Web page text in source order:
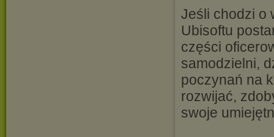
Jeśli chodzi o
Ubisoftu
części
samodzielni,
poczynań na
rozwijać,
swoje